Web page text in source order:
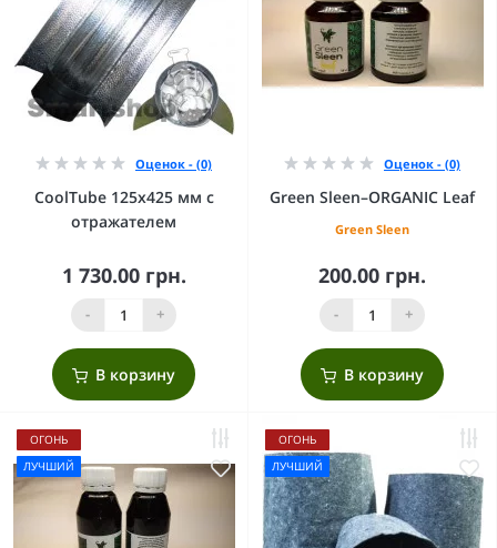
Оценок - (0)
CoolTube 125х425 мм с
отражателем
1 730.00 грн.
- +
В корзину
Оценок - (0)
Green Sleen–ORGANIC Leaf
Green Sleen
200.00 грн.
- +
В корзину
ОГОНЬ
ЛУЧШИЙ
ОГОНЬ
ЛУЧШИЙ